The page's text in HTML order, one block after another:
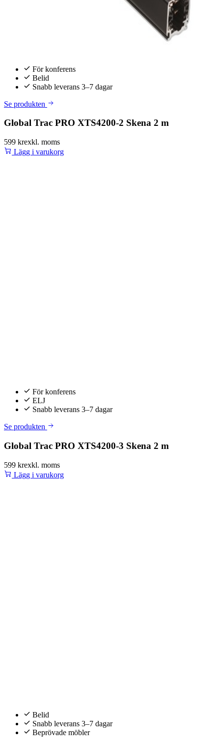
För konferens
Belid
Snabb leverans 3–7 dagar
Se produkten
Global Trac PRO XTS4200-2 Skena 2 m
599 krexkl. moms
Lägg i varukorg
För konferens
ELJ
Snabb leverans 3–7 dagar
Se produkten
Global Trac PRO XTS4200-3 Skena 2 m
599 krexkl. moms
Lägg i varukorg
Belid
Snabb leverans 3–7 dagar
Beprövade möbler